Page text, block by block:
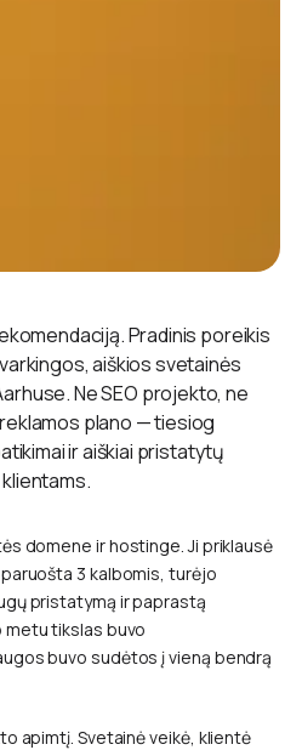
Pradinis poreikis
aiškios svetainės
Ne SEO projekto, ne
plano — tiesiog
ir aiškiai pristatytų
domene ir hostinge. Ji priklausė
3 kalbomis, turėjo
pristatymą ir paprastą
metu tikslas buvo
buvo sudėtos į vieną bendrą
apimtį. Svetainė veikė, klientė